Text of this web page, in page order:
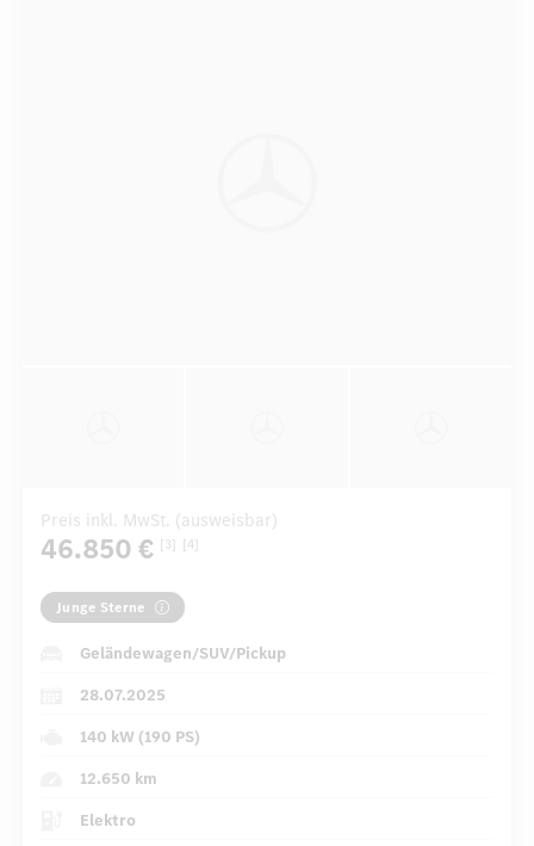
Preis inkl. MwSt. (ausweisbar)
46.850 € [3] [4]
Junge Sterne
Geländewagen/SUV/Pickup
28.07.2025
140 kW (190 PS)
12.650 km
Elektro